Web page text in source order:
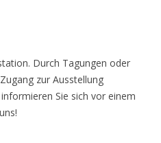
Durch Tagungen oder
zur Ausstellung
Sie sich vor einem